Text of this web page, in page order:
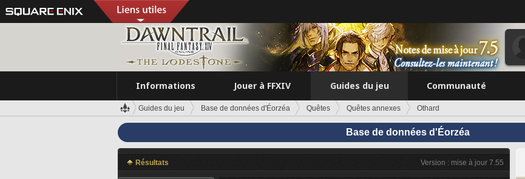
Informations Jouer à FFXIV Guides du jeu Communauté
Guides du jeu Base de données d'Éorzéa Quêtes Quêtes annexes Othard
Base de données d'Éorzéa
Résultats Version : mise à jour 7.55